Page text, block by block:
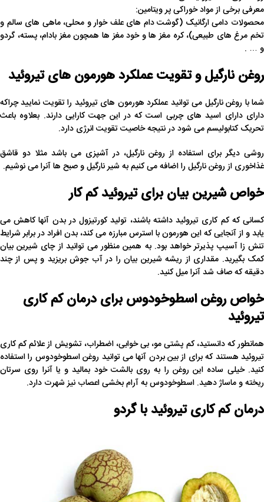
معرفی برخی از مواد خوراکی پر ویتامین:
محصولات دامی ارگانیک (گوشت دام های علف خوار و محلی، ماهی های سالم و
تخم مرغ های طبیعی)، کره مغز ها و خود مغز ها همچون مغز بادام، پسته، گردو
و … .
روغن نارگیل و تقویت عملکرد هورمون های تیروئید
شما با روغن نارگیل می توانید عملکرد هورمون های تیروئید را تقویت نمایید چراکه
دارای دارای اسید های چربی است که در این جهت کارایی دارند. بعلاوه باعث
تحریک کتابولیسم می شود در نتیجه خاصیت تقویت انرژی دارد.
روشی دیگر برای استفاده از روغن نارگیل، در آشپزی می باشد مثلا دو قاشق
غذاخوری از روغن نارگیل را اضافه می کنیم به شیر نارگیل و صبح ها آنرا می نوشیم.
خواص شیرین بیان برای تیروئید کم کار
کسانی که کم کاری تیروئید داشته باشند، تولید کورتیزول در بدن آنها کاهش می
یابد و از آنجایی که این هورمون با استرس مبارزه می کند، بدن افراد در برابر شرایط
تنش زا آسیپ پذیرتر خواهد بود. به همین منظور می توانید از چای شیرین بیان
کمک بگیرید. مقداری از ریشه شیرین بیان را در آب جوش بریزید و پس از چند
دقیقه که صاف شد آنرا میل کنید.
خواص روغن اسطوخودوس برای درمان کم کاری
تیروئید
همانطور که دانستید، کم پشتی مو، بی خوابی، اضطراب، تشویش از علائم کم کاری
تیروئید هستند که برای از بین بردن آنها می توانید روغن اسطوخودوس را استفاده
کنید. خیلی ساده این روغن را به روی بالشت خود بمالید و یا آنرا روی سرتان
ریخته و ماساژ دهید. اسطوخودوس به آرام بخشی اعصاب نیز شهرت دارد.
درمان کم کاری تیروئید با گردو